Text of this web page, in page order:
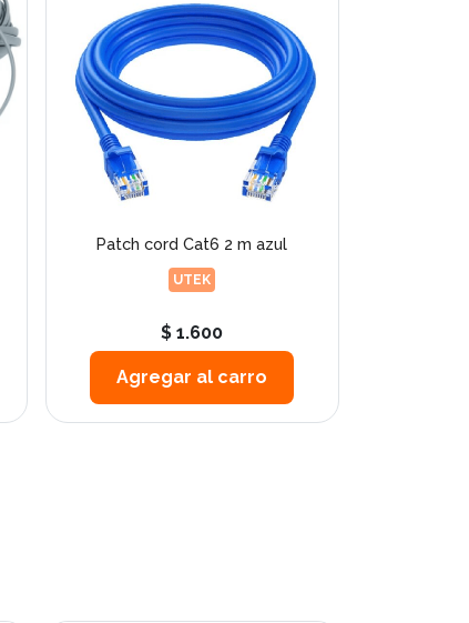
Patch cord Cat6 2 m azul
UTEK
$ 1.600
Agregar al carro